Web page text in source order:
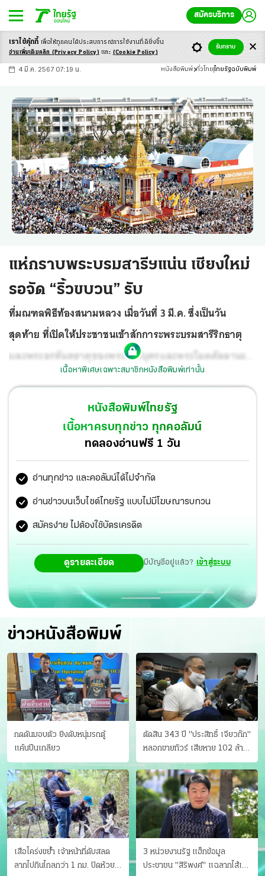
สมัครบริการ
-ก ก ก+
4 มี.ค. 2567 07:19 น. หนังสือพิมพ์ ทั่วไทย ไทยรัฐฉบับพิมพ์
แห่กราบพระบรมสารีฯแน่น เชียงใหม่
รอจัด “ริ้วขบวน” รับ
ที่มณฑลพิธีท้องสนามหลวง เมื่อวันที่ 3 มี.ค. ซึ่งเป็นวัน
สุดท้าย ที่เปิดให้ประชาชนเข้าสักการะพระบรมสารีริกธาตุ
และพระอรหันตธาตุของพระสารีบุตรและพระโมคคัลลานะ
อัญเชิญจากสาธารณรัฐอินเดียมาประดิษฐานเป็นการ
ชั่วคราว ณ ประเทศไทย
โดยเปิดโอกาสให้ประชาชนมาสักกา
ระ รอบมณฑปที่ประดิษฐานพระบรมสารีริกธาตุฯ ได้ตั้งแต่
เวลา 07.00-21.00 น. แต่ผู้สื่อข่าวรายงานว่าตั้งแต่เวลา
04.45 น. ก็มีประชาชนจำนวนมากสวมใส่ชุดขาวเดินทางมาเข้า
คิวรอบริเวณจุดคัดกรองทางเข้าสนามหลวง ตรงข้ามศาลฎีกา
ฝั่งถนนราช ดำเนินใน และทางเข้าฝั่งตรงข้ามมหาวิทยาลัย
ธรรมศาสตร์ ถนนหน้าพระธาตุ โดยระหว่างรอเปิดจุดคัด
กรอง บางส่วนได้นำสมุดสวดมนต์ออกมาสวดมนต์ บ้างก็นั่ง
สมาธิ เจริญจิตตภาวนา ถวายเป็นพุทธบูชา
เนื้อหาพิเศษเฉพาะสมาชิกหนังสือพิมพ์เท่านั้น
หนังสือพิมพ์ไทยรัฐ
เนื้อหาครบทุกข่าว ทุกคอลัมน์
ทดลองอ่านฟรี 1 วัน
อ่านทุกข่าว และคอลัมน์ได้ไม่จำกัด
อ่านข่าวบนเว็บไซต์ไทยรัฐ แบบไม่มีโฆษณารบกวน
สมัครง่าย ไม่ต้องใช้บัตรเครดิต
ดูรายละเอียด มีบัญชีอยู่แล้ว? เข้าสู่ระบบ
ข่าวหนังสือพิมพ์
กดดันมอบตัว ยิงดับหนุ่มรถตู้
แค้นปีนเกลียว
ตัดสิน 343 ปี "ประสิทธิ์ เจียวก๊ก"
หลอกขายทัวร์ เสียหาย 102 ล้าน
มีเหยื่อ 173 คน
เสือโคร่งขย้ำ เจ้าหน้าที่ดับสลด
ลากไปกินไกลกว่า 1 กม. ปิดห้วย
3 หน่วยงานรัฐ แฮ็กข้อมูล
ประชาชน "สิริพงศ์" แฉลากไส้เอง
เราใช้คุ้กกี้ เพื่อให้ทุกคนได้ประสบการณ์การใช้งานที่ดียิ่งขึ้น
อ่านเพิ่มเติมคลิก (Privacy Policy) และ (Cookie Policy)
รับทราบ